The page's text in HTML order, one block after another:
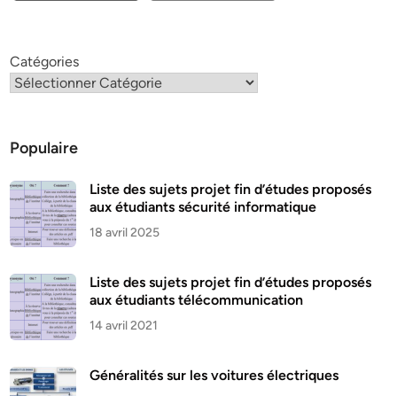
Catégories
Populaire
Liste des sujets projet fin d’études proposés
aux étudiants sécurité informatique
18 avril 2025
Liste des sujets projet fin d’études proposés
aux étudiants télécommunication
14 avril 2021
Généralités sur les voitures électriques